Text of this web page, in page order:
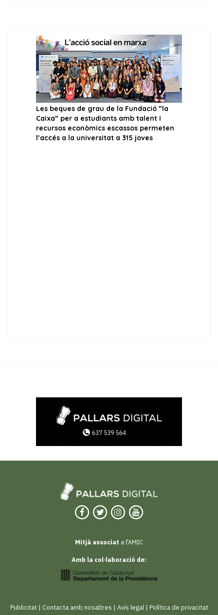
Mitjà associat a l'AMIC
Amb la col·laboració de:
Publicitat| Contacta amb nosaltres | Avís legal| Política de privacitat